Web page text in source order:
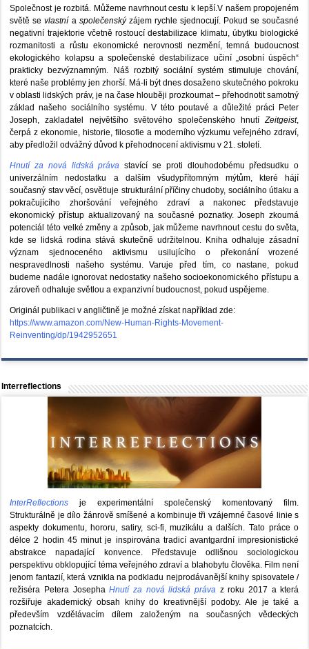
Společnost je rozbitá. Můžeme navrhnout cestu k lepší.V našem propojeném
světě sevlastní a společenskýzájem rychle sjednocují. Pokud se současné
negativní trajektorie včetně rostoucí destabilizace klimatu, úbytku biologické
rozmanitosti a růstu ekonomické nerovnosti nezmění, temná budoucnost
ekologického kolapsu a společenské destabilizace učiní „osobní úspěch“
prakticky bezvýznamným. Náš rozbitý sociální systém stimuluje chování,
které naše problémy jen zhorší. Má-li být dnes dosaženo skutečného pokroku
v oblasti lidských práv, je na čase hlouběji prozkoumat – přehodnotit samotný
základ našeho sociálního systému. V této poutavé a důležité práci Peter
Joseph, zakladatel největšího světového společenského hnutíZeitgeist,
čerpá z ekonomie, historie, filosofie a moderního výzkumu veřejného zdraví,
aby předložil odvážný důvod k přehodnocení aktivismu v 21. století.
Hnutí za nová lidská práva stavící se proti dlouhodobému předsudku o
univerzálním nedostatku a dalším všudypřítomným mýtům, které hájí
současný stav věcí, osvětluje strukturální příčiny chudoby, sociálního útlaku a
pokračujícího zhoršování veřejného zdraví a nakonec představuje
ekonomický přístup aktualizovaný na současné poznatky. Joseph zkoumá
potenciál této velké změny a způsob, jak můžeme navrhnout cestu do světa,
kde se lidská rodina stává skutečně udržitelnou. Kniha odhaluje zásadní
význam sjednoceného aktivismu usilujícího o překonání vrozené
nespravedlnosti našeho systému. Varuje před tím, co nastane, pokud
budeme nadále ignorovat nedostatky našeho socioekonomického přístupu a
zároveň odhaluje světlou a expanzivní budoucnost, pokud uspějeme.
Originál publikaci v angličtině je možné získat například zde:
https://www.amazon.com/New-Human-Rights-Movement-
Reinventing/dp/1942952651
Interreflections
InterReflections je experimentální společenský komentovaný film.
Strukturálně je dílo žánrově smíšené a kombinuje tři vzájemné časové linie s
aspekty dokumentu, hororu, satiry, sci-fi, muzikálu a dalších. Tato práce o
délce 2 hodin 45 minut je inspirována tradicí avantgardní impresionistické
abstrakce napadající konvence. Představuje odlišnou sociologickou
perspektivu obklopující téma veřejného zdraví a blahobytu člověka. Film není
jenom fantazií, která vznikla na podkladu nejprodávanější knihy spisovatele /
režiséra Petera JosephaHnutí za nová lidská právaz roku 2017 a která
rozšiřuje akademický obsah knihy do kreativnější podoby. Ale je také a
především vzdělávacím dílem založeným na současných vědeckých
poznatcích.